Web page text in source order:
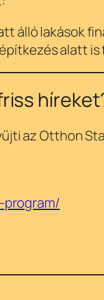
álló lakások
alatt
az Otthon